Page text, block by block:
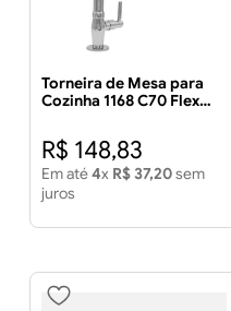
Torneira de Mesa para
Cozinha 1168 C70 Flex
R$ 148,83
Em até4x R$ 37,20sem
juros